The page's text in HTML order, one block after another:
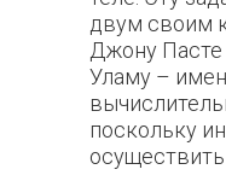
двум своим
Джону Пасте
Уламу –
поскольку